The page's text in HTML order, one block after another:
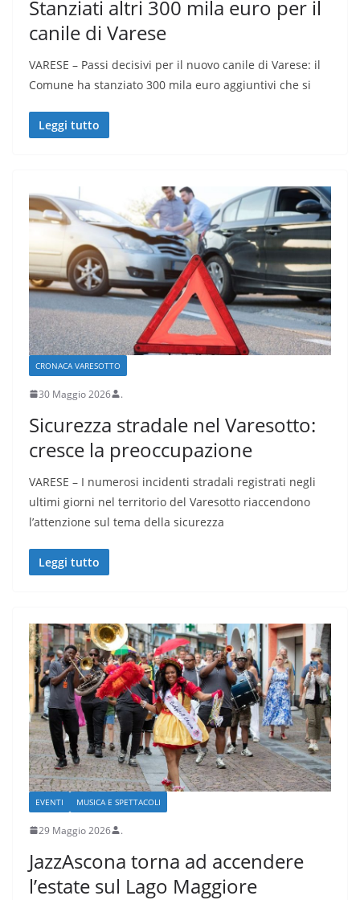
Stanziati altri 300 mila euro per il
canile di Varese
VARESE – Passi decisivi per il nuovo canile di Varese: il
Comune ha stanziato 300 mila euro aggiuntivi che si
Leggi tutto
CRONACA VARESOTTO
30 Maggio 2026 .
Sicurezza stradale nel Varesotto:
cresce la preoccupazione
VARESE – I numerosi incidenti stradali registrati negli
ultimi giorni nel territorio del Varesotto riaccendono
l’attenzione sul tema della sicurezza
Leggi tutto
EVENTI MUSICA E SPETTACOLI
29 Maggio 2026 .
JazzAscona torna ad accendere
l’estate sul Lago Maggiore